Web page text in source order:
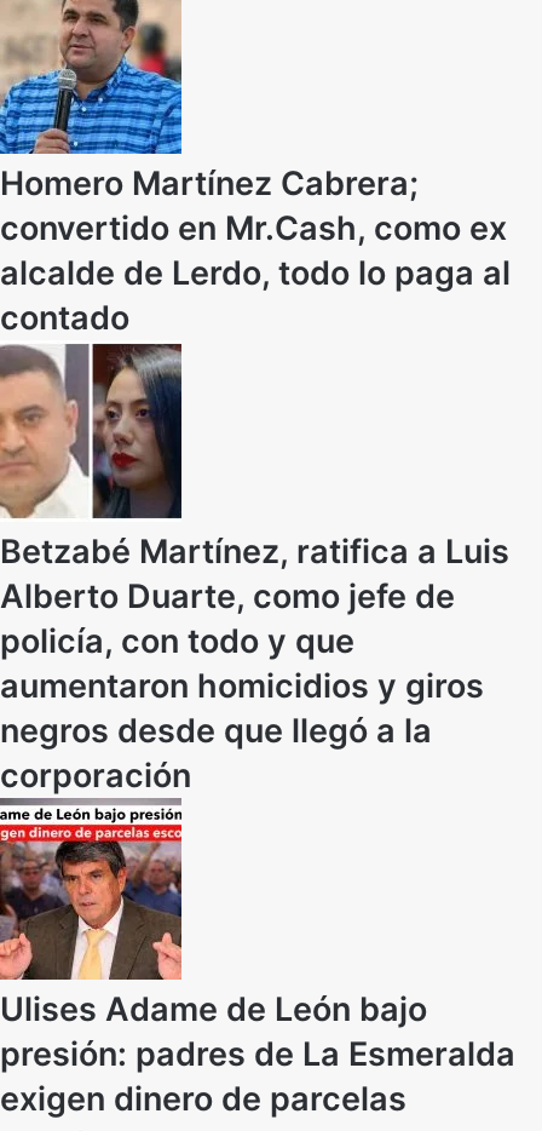
Homero Martínez Cabrera;
convertido en Mr.Cash, como ex
alcalde de Lerdo, todo lo paga al
contado
Betzabé Martínez, ratifica a Luis
Alberto Duarte, como jefe de
policía, con todo y que
aumentaron homicidios y giros
negros desde que llegó a la
corporación
Ulises Adame de León bajo
presión: padres de La Esmeralda
exigen dinero de parcelas